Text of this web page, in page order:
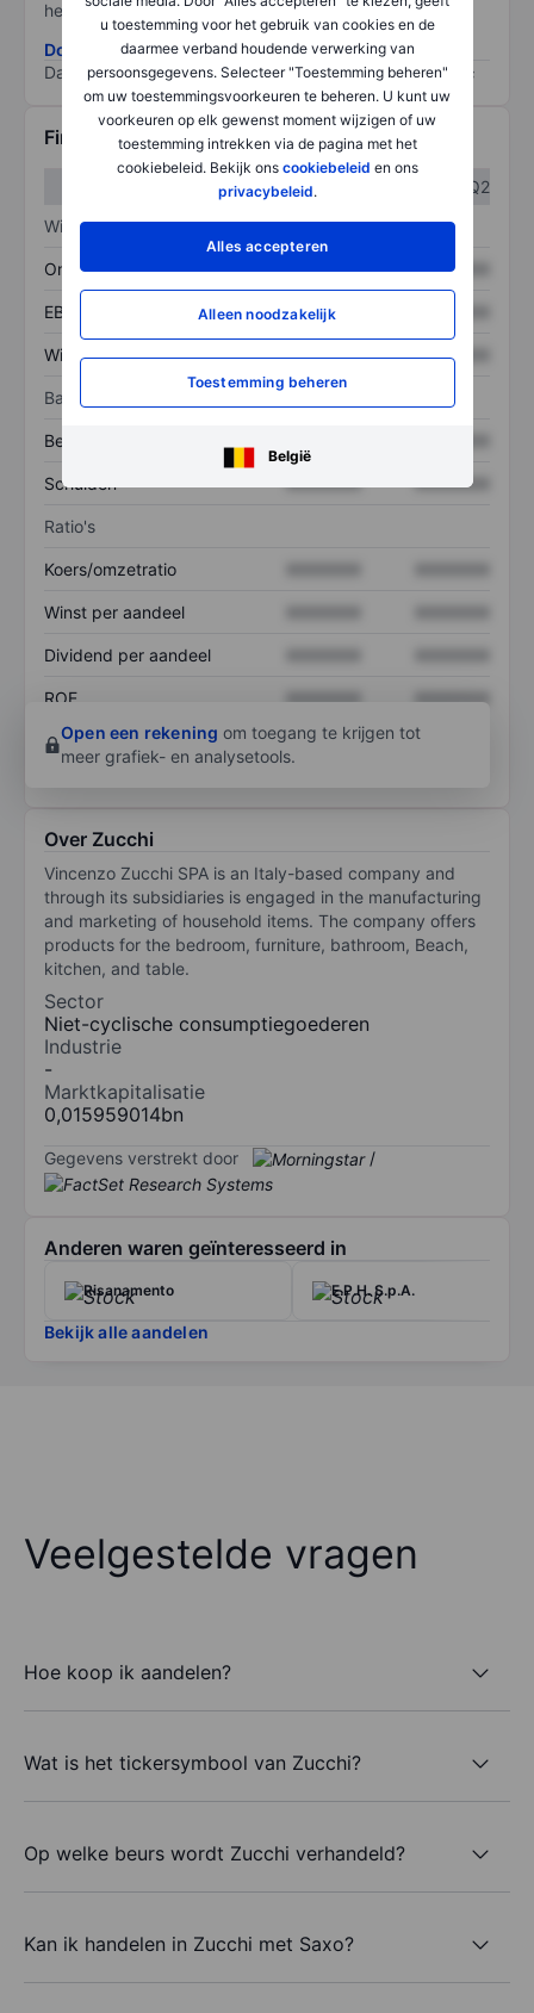
u toestemming voor het gebruik van cookies en de
daarmee verband houdende verwerking van
persoonsgegevens. Selecteer "Toestemming beheren"
om uw toestemmingsvoorkeuren te beheren. U kunt uw
voorkeuren op elk gewenst moment wijzigen of uw
toestemming intrekken via de pagina met het
cookiebeleid. Bekijk ons cookiebeleid en ons
privacybeleid.
Alles accepteren
Alleen noodzakelijk
Toestemming beheren
België
het grootste risico).
Download de ESG-risicomethodologie
Data provided by
/
Financiële gegevens
Q2
Winst/verlies
Omzet XXXXXXX XXXXXXX
EBITDA XXXXXXX
Winst XXXXXXX XXXXXXX
Balans
Bezittingen
Schulden XXXXXXX XXXXXXX
Ratio's
Koers/omzetratio
Winst per aandeel
Dividend per aandeel
ROE XXXXXXX
XXXXXXX
Open een rekening om toegang te krijgen tot
meer grafiek- en analysetools.
Over Zucchi
Vincenzo Zucchi SPA is an Italy-based company and
through its subsidiaries is engaged in the manufacturing
and marketing of household items. The company offers
products for the bedroom, furniture, bathroom, Beach,
kitchen, and table.
Sector
Niet-cyclische consumptiegoederen
Industrie
-
Marktkapitalisatie
0,015959014bn
Gegevens verstrekt door /
Anderen waren geïnteresseerd in
Risanamento E.P.H. S.p.A.
Bekijk alle aandelen
Veelgestelde vragen
Hoe koop ik aandelen?
Wat is het tickersymbool van Zucchi?
Op welke beurs wordt Zucchi verhandeld?
Kan ik handelen in Zucchi met Saxo?